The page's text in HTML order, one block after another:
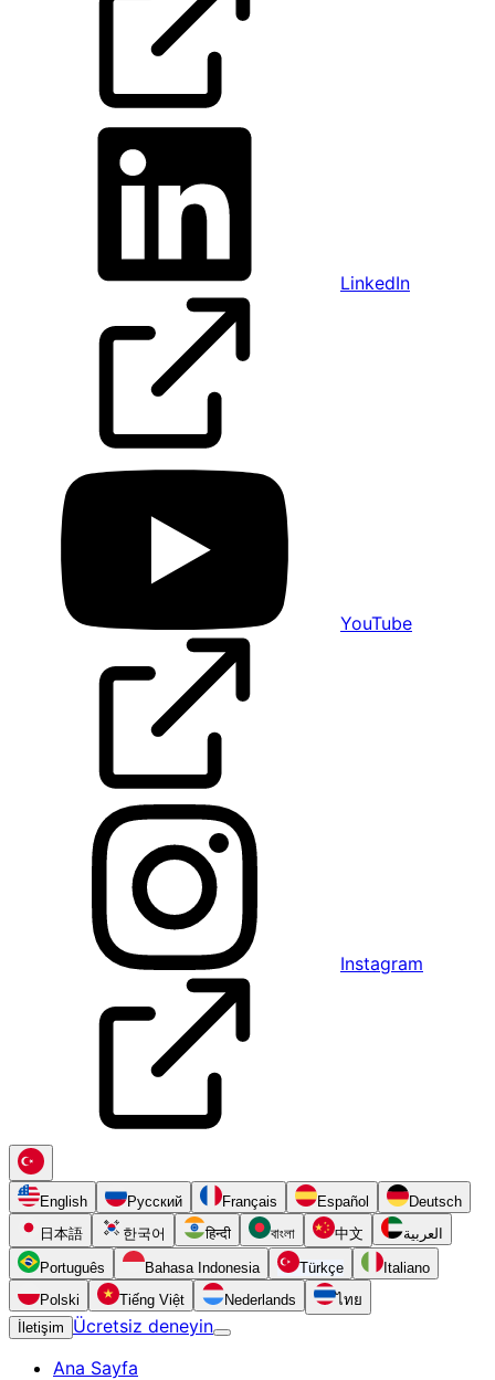
LinkedIn
YouTube
Instagram
English Русский Français Español
Deutsch
日本語
한국어 हिन्दी বাংলা 中文 العربية
Português Bahasa Indonesia Türkçe
Italiano
Polski
Tiếng Việt Nederlands
ไทย
İletişim
Ücretsiz deneyin
Ana Sayfa